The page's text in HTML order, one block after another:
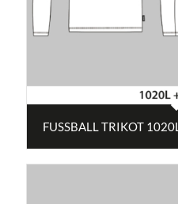
FUSSBALL TRIKOT 1020L